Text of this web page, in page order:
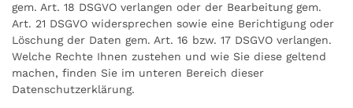
gem. Art. 18 DSGVO verlangen oder der Bearbeitung gem.
Art. 21 DSGVO widersprechen sowie eine Berichtigung oder
Löschung der Daten gem. Art. 16 bzw. 17 DSGVO verlangen.
Welche Rechte Ihnen zustehen und wie Sie diese geltend
machen, finden Sie im unteren Bereich dieser
Datenschutzerklärung.